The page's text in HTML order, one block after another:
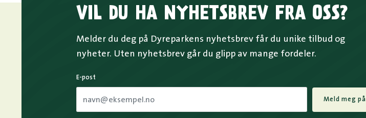
VIL DU HA NYHETSBREV FRA OSS?
Melder du deg på Dyreparkens nyhetsbrev får du unike tilbud og
nyheter. Uten nyhetsbrev går du glipp av mange fordeler.
E-post
Meld meg på